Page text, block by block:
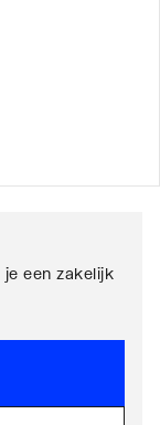
een zakelijk